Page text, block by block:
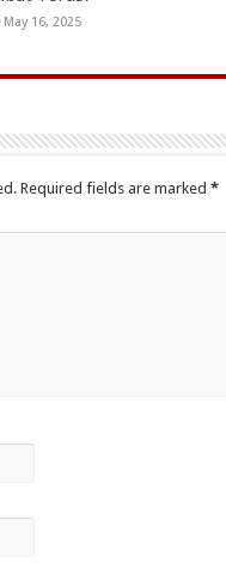
May 16, 2025
Required fields are marked *